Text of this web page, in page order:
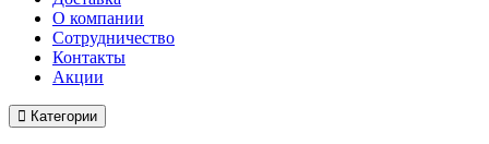
О компании
Cотрудничество
Контакты
Акции
Категории